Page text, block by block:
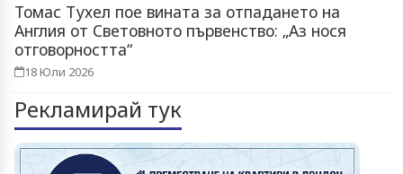
Томас Тухел пое вината за отпадането на
Англия от Световното първенство: „Аз нося
отговорността“
18 Юли 2026
Рекламирай тук